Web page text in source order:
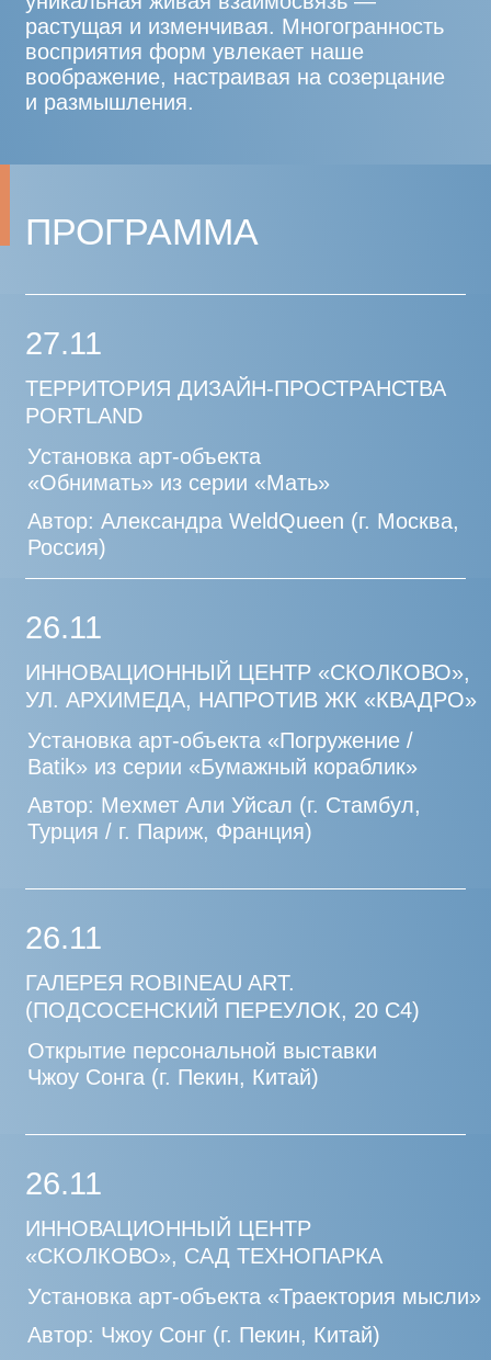
Открытие персональной выставки
Чжоу Сонга (г. Пекин, Китай)
ГАЛЕРЕЯ ROBINEAU ART.
(ПОДСОСЕНСКИЙ ПЕРЕУЛОК, 20 С4)
ИННОВАЦИОННЫЙ ЦЕНТР
«СКОЛКОВО», САД ТЕХНОПАРКА
Международный форум фестиваля
паблик-арта «Здесь и Сейчас»
уикенд в Паркинг Галерее)
23.11 (11:00–18:00)
ПАРКИНГ ГАЛЕРЕЯ ПАРКА «ЗАРЯДЬЕ»
Автор: Александра
Жёлтикова (г. Москва,
Россия)
Установка арт-объекта «Энигма»
20.11
ПАРК «ЗАРЯДЬЕ», СТАРЫЙ
АНГЛИЙСКИЙ ДВОР
Авторы: Арт-группа 25 (г.
Москва, Россия)
17.11
ИСКУССТВА (ММОМА)
07.11 (18:00)
Антоном Смитом (ЮАР)
«Опыт паблик-арта в ЮАР»
ИННОВАЦИОННЫЙ ЦЕНТР «СКОЛКОВО»,
ТЕРРИТОРИЯ СКОЛКОВСКОГО
29.10-30.10